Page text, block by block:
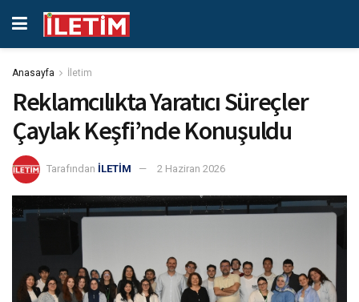
Anasayfa İletim
Reklamcılıkta Yaratıcı Süreçler
Çaylak Keşfi’nde Konuşuldu
Tarafından İLETİM 2 Haziran 2026